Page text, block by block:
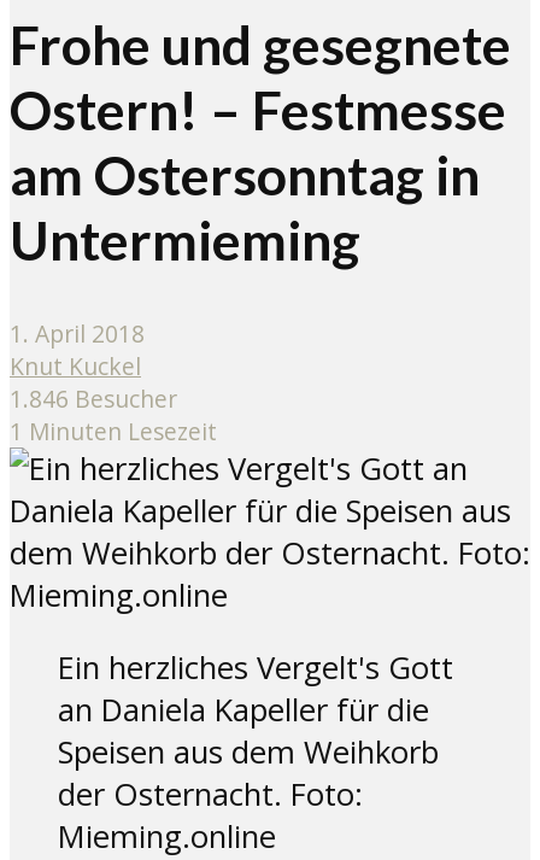
Frohe und gesegnete
Ostern! – Festmesse
am Ostersonntag in
Untermieming
1. April 2018
Knut Kuckel
1.846 Besucher
1 Minuten Lesezeit
Ein herzliches Vergelt's Gott
an Daniela Kapeller​ für die
Speisen aus dem Weihkorb
der Osternacht. Foto:
Mieming.online